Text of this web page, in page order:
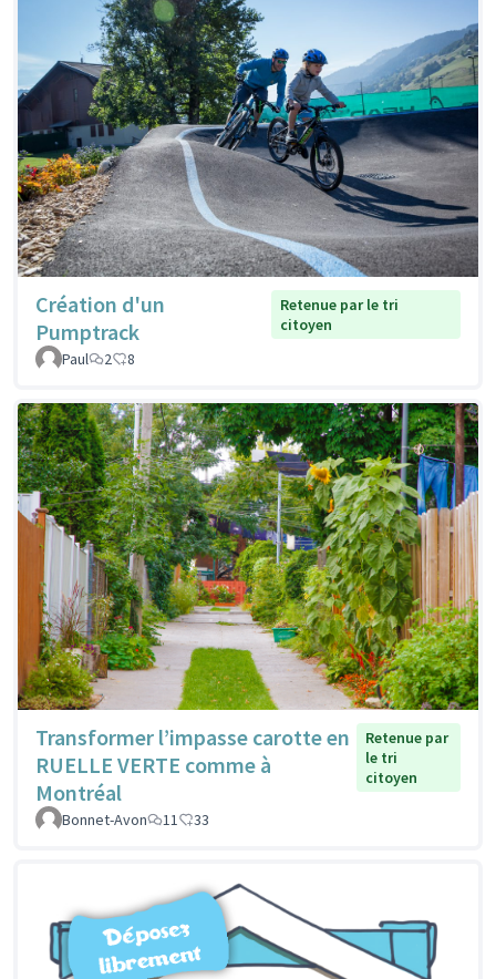
Création d'un
Pumptrack
Retenue par le tri
citoyen
Paul
2 8
Transformer l’impasse carotte en
RUELLE VERTE comme à
Montréal
Retenue par
le tri
citoyen
Bonnet-Avon 11 33